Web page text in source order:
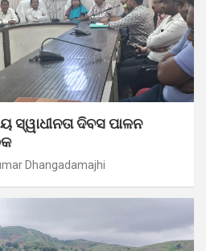
ସ୍ୱାଧୀନତା ଦିବସ ପାଳନ
Dhangadamajhi